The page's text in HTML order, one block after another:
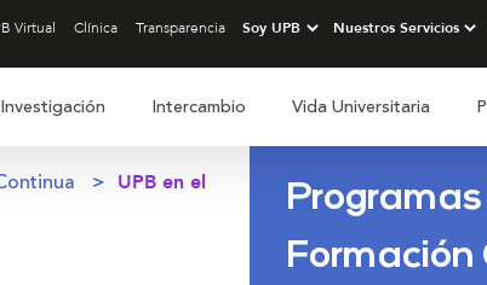
Virtual Clínica Transparencia
Investigación Intercambio Vida Universitaria
Formación
UPB en el